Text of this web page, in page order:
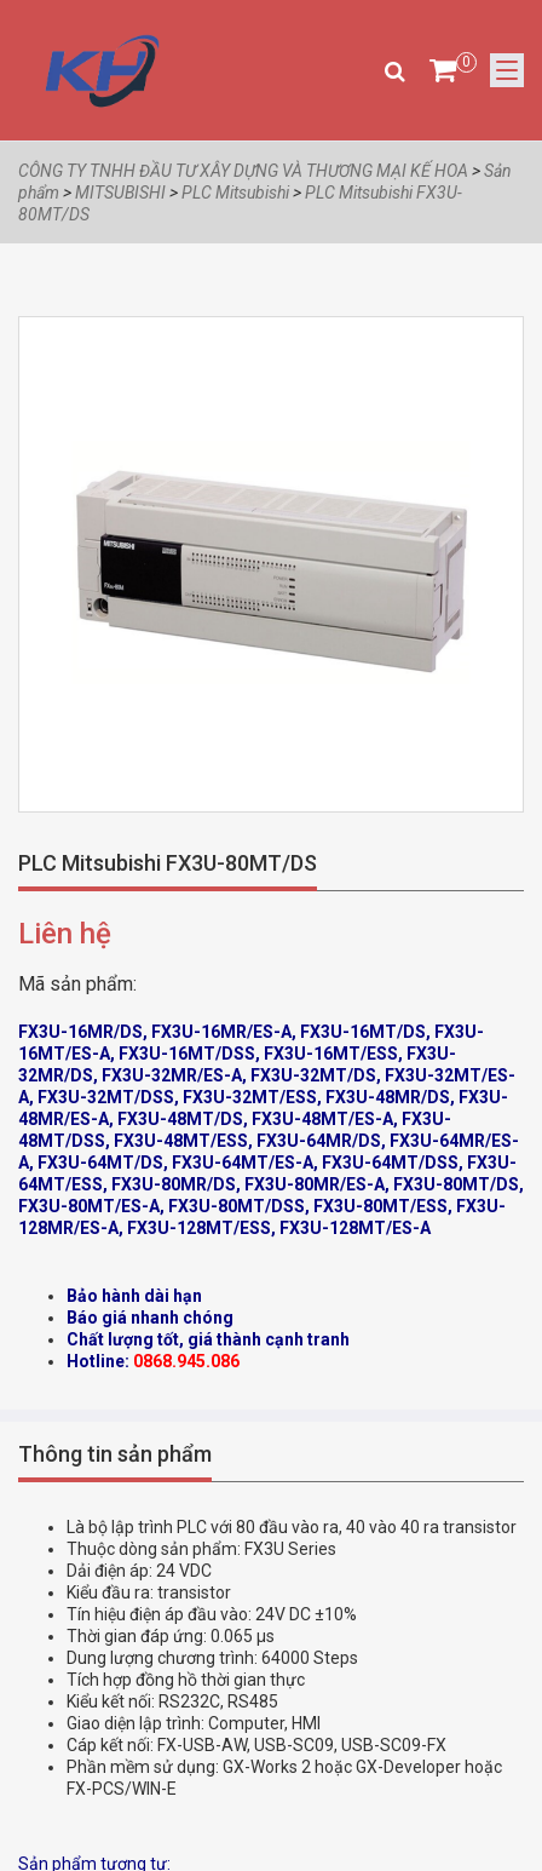
0
CÔNG TY TNHH ĐẦU TƯ XÂY DỰNG VÀ THƯƠNG MẠI KẾ HOA >Sản
phẩm >MITSUBISHI>PLC Mitsubishi>PLC Mitsubishi FX3U-
80MT/DS
PLC Mitsubishi FX3U-80MT/DS
Liên hệ
Mã sản phẩm:
FX3U-16MR/DS, FX3U-16MR/ES-A, FX3U-16MT/DS, FX3U-
16MT/ES-A, FX3U-16MT/DSS, FX3U-16MT/ESS, FX3U-
32MR/DS, FX3U-32MR/ES-A, FX3U-32MT/DS, FX3U-32MT/ES-
A, FX3U-32MT/DSS, FX3U-32MT/ESS, FX3U-48MR/DS, FX3U-
48MR/ES-A, FX3U-48MT/DS, FX3U-48MT/ES-A, FX3U-
48MT/DSS, FX3U-48MT/ESS, FX3U-64MR/DS, FX3U-64MR/ES-
A, FX3U-64MT/DS, FX3U-64MT/ES-A, FX3U-64MT/DSS, FX3U-
64MT/ESS, FX3U-80MR/DS, FX3U-80MR/ES-A, FX3U-80MT/DS,
FX3U-80MT/ES-A, FX3U-80MT/DSS, FX3U-80MT/ESS, FX3U-
128MR/ES-A, FX3U-128MT/ESS, FX3U-128MT/ES-A
Bảo hành dài hạn
Báo giá nhanh chóng
Chất lượng tốt, giá thành cạnh tranh
Hotline: 0868.945.086
Thông tin sản phẩm
Là bộ lập trình PLC với 80 đầu vào ra, 40 vào 40 ra transistor
Thuộc dòng sản phẩm: FX3U Series
Dải điện áp: 24 VDC
Kiểu đầu ra: transistor
Tín hiệu điện áp đầu vào: 24V DC ±10%
Thời gian đáp ứng: 0.065 μs
Dung lượng chương trình: 64000 Steps
Tích hợp đồng hồ thời gian thực
Kiểu kết nối: RS232C, RS485
Giao diện lập trình: Computer, HMI
Cáp kết nối: FX-USB-AW, USB-SC09, USB-SC09-FX
Phần mềm sử dụng: GX-Works 2 hoặc GX-Developer hoặc
FX-PCS/WIN-E
Sản phẩm tương tự: